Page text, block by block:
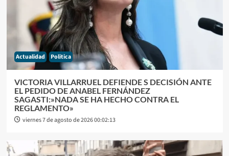
Actualidad Politica
VICTORIA VILLARRUEL DEFIENDE S DECISIÓN ANTE
EL PEDIDO DE ANABEL FERNÁNDEZ
SAGASTI:»NADA SE HA HECHO CONTRA EL
REGLAMENTO»
viernes 7 de agosto de 2026 00:02:13